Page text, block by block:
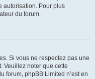
autorisation. Pour plus
du forum.
Si vous ne respectez pas une
Veuillez noter que cette
forum, phpBB Limited n’est en